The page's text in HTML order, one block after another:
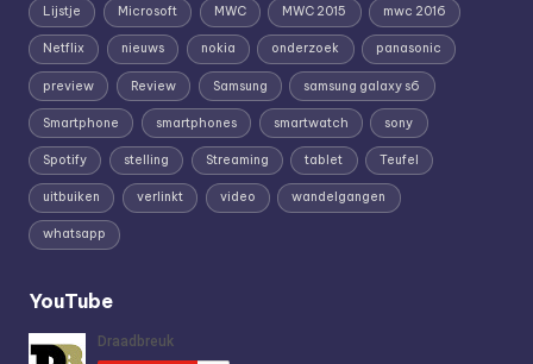
Lijstje Microsoft MWC MWC 2015 mwc 2016
Netflix nieuws nokia onderzoek panasonic
preview Review Samsung samsung galaxy s6
Smartphone smartphones smartwatch sony
Spotify stelling Streaming tablet Teufel
uitbuiken verlinkt video wandelgangen
whatsapp
YouTube